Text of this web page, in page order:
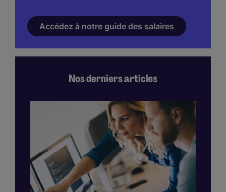
Accédez à notre guide des salaires
Nos derniers articles